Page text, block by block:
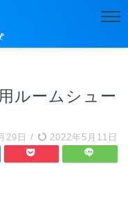
ルームシュー
29日 / 2022年5月11日